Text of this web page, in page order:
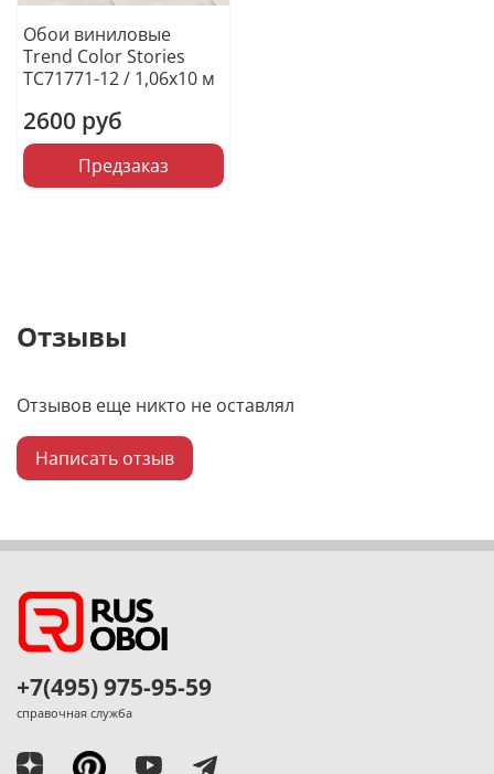
Обои виниловые
Trend Color Stories
TC71771-12 / 1,06х10 м
2600 руб
Предзаказ
Отзывы
Отзывов еще никто не оставлял
Написать отзыв
+7(495) 975-95-59
справочная служба